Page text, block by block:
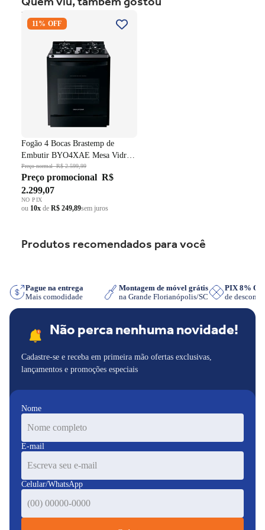
Fogão 4 Bocas Brastemp de
Embutir BYO4XAE Mesa
Fundido Dupla Chama Preto
11% OFF
Fogão 4 Bocas Brastemp de
Embutir BYO4XAE Mesa Vidro
Grade em Ferro Fundido Dupla
Chama Preto Bivolt
Preço normalR$ 2.599,99
Preço promocional R$
2.299,07
NO PIX
ou 10x de R$ 249,89sem juros
Produtos recomendados para você
Pague na entrega
Mais comodidade
Montagem de móvel grátis
na Grande Florianópolis/SC
PIX 8%
de
Não perca nenhuma novidade!
Cadastre-se e receba em primeira mão ofertas exclusivas,
lançamentos e promoções especiais
Nome
E-mail
Celular/WhatsApp